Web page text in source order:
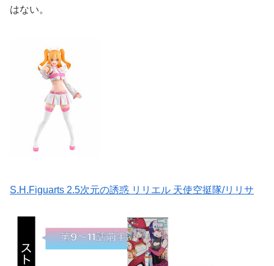
はない。
S.H.Figuarts 2.5次元の誘惑 リリエル 天使空挺隊/リリサ